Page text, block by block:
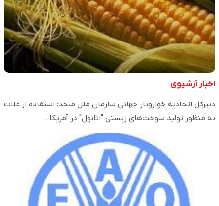
اخبار آرشیوی
دبیر‌کل اتحادیه خواروبار جهانی سازمان ملل متحد: استفاده از غلات
به منظور تولید سوخت‌های زیستی "اتانول" در آمریکا…